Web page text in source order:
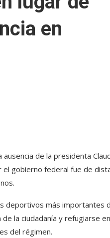
en
de la presidenta
el gobierno federal fue de
deportivos más importantes
la ciudadanía y refugiarse
del régimen.